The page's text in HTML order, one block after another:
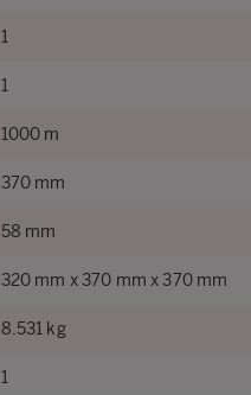
1
1
1000 m
370 mm
58 mm
320 mm x 370 mm x 370 mm
8.531 kg
1